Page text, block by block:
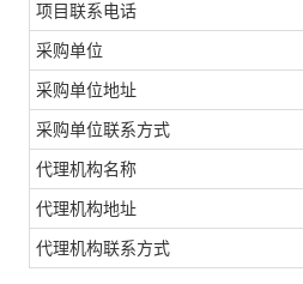
项目联系电话
采购单位
采购单位地址
采购单位联系方式
代理机构名称
代理机构地址
代理机构联系方式